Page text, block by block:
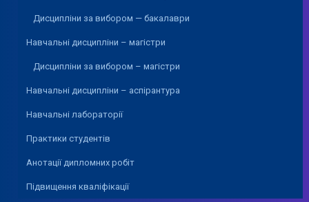
Дисципліни за вибором — бакалаври
Навчальні дисципліни – магістри
Дисципліни за вибором – магістри
Навчальні дисципліни – аспірантура
Навчальні лабораторії
Практики студентів
Анотації дипломних робіт
Підвищення кваліфікації